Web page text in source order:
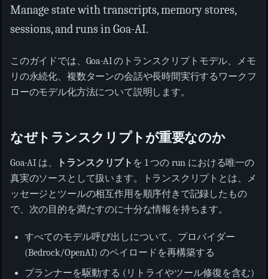
Manage state with transcripts, memory stores,
sessions, and runs in Goa-AI.
このガイドでは、Goa-AI のトランスクリプトモデル、メモ
リの永続化、複数ターンの会話や長時間実行するワークフ
ローのモデル化方法について説明します。
なぜトランスクリプトが重要なのか
Goa-AI は、 トランスクリプト を 1 つの run における唯一の
真実のソースとして扱います。トランスクリプトとは、メ
ッセージとツールの相互作用を順序付きで記録したもの
で、次の目的を満たすのに十分な情報を持ちます。
すべてのモデル呼び出しについて、プロバイダー
(Bedrock/OpenAI) のペイロードを再構築する
プランナーを駆動する (リトライやツール修復を含む)